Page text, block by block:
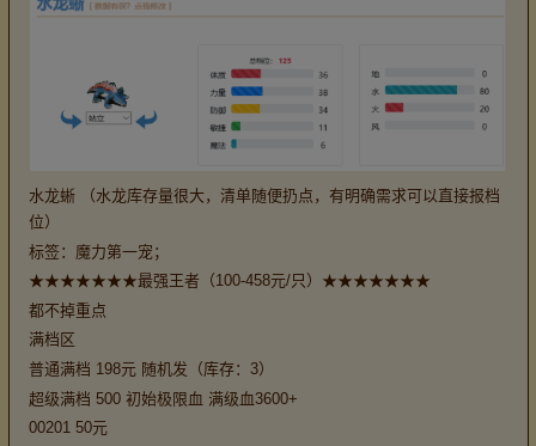
水龙蜥 （水龙库存量很大，清单随便扔点，有明确需求可以直接报档
位）
标签：魔力第一宠；
★★★★★★★最强王者（100-458元/只）★★★★★★★
都不掉重点
满档区
普通满档 198元 随机发（库存：3）
超级满档 500 初始极限血 满级血3600+
00201 50元